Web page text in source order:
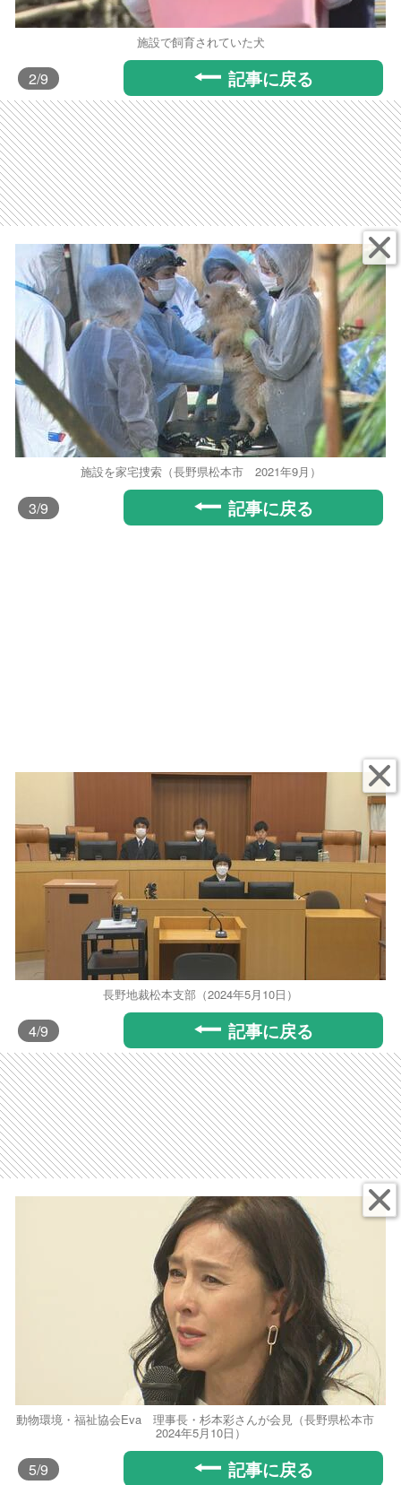
施設で飼育されていた犬
2/9 記事に戻る
施設を家宅捜索（長野県松本市 2021年9月）
3/9 記事に戻る
長野地裁松本支部（2024年5月10日）
4/9 記事に戻る
動物環境・福祉協会Eva 理事長・杉本彩さんが会見（長野県松本市
2024年5月10日）
5/9 記事に戻る